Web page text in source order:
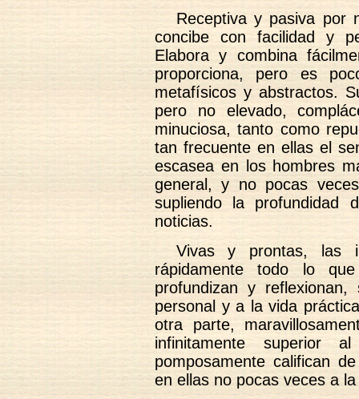
Receptiva y pasiva por
concibe con facilidad y
Elabora y combina
proporciona, pero es
metafísicos y abstractos.
pero no elevado,
minuciosa, tanto como
tan frecuente en ellas el
escasea en los hombres
general, y no pocas
supliendo la
noticias.
Vivas y prontas, las
rápidamente todo lo
profundizan y
personal y a la vida
otra parte,
infinitamente superior
pomposamente califican
en ellas no pocas veces a